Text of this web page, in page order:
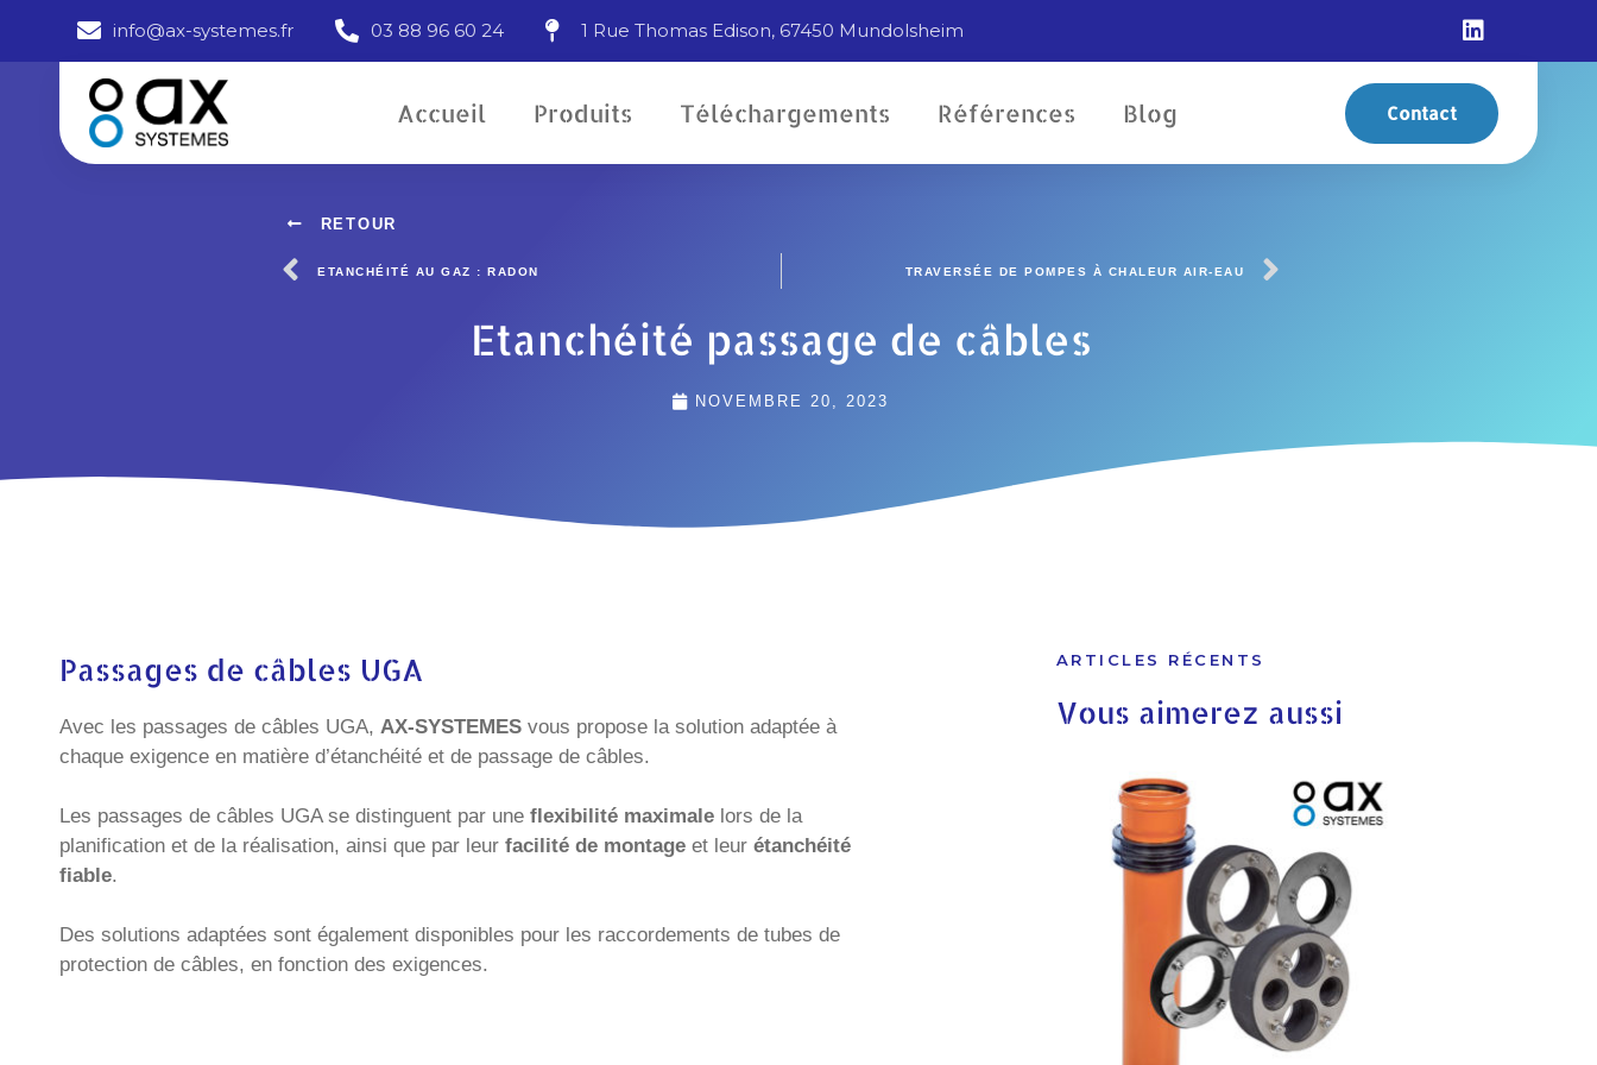
info@ax-systemes.fr 03 88 96 60 24 1 Rue Thomas Edison, 67450 Mundolsheim
Accueil Produits Téléchargements Références Blog Contact
Etanchéité passage de câbles
RETOUR
ETANCHÉITÉ AU GAZ : RADON TRAVERSÉE DE POMPES À CHALEUR AIR-EAU
Etanchéité passage de câbles
NOVEMBRE 20, 2023
Passages de câbles UGA
Avec les passages de câbles UGA, AX-SYSTEMES vous propose la solution adaptée à
chaque exigence en matière d’étanchéité et de passage de câbles.
Les passages de câbles UGA se distinguent par une flexibilité maximale lors de la
planification et de la réalisation, ainsi que par leur facilité de montage et leur étanchéité
fiable.
Des solutions adaptées sont également disponibles pour les raccordements de tubes de
protection de câbles, en fonction des exigences.
ARTICLES RÉCENTS
Vous aimerez aussi